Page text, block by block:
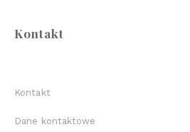
Kontakt
Kontakt
Dane kontaktowe